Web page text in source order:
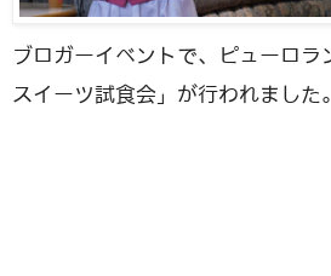
ブロガーイベントで、ピューロラ
スイーツ試食会」が行われました。